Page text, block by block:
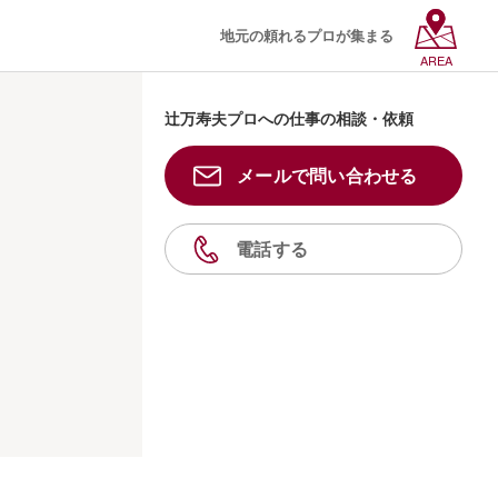
地元の頼れるプロが集まる
AREA
辻万寿夫プロへの仕事の相談・依頼
メールで問い合わせる
電話する